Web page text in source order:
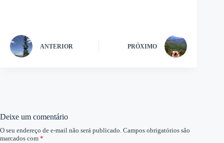
ANTERIOR PRÓXIMO
Deixe um comentário
O seu endereço de e-mail não será publicado. Campos obrigatórios são
marcados com *